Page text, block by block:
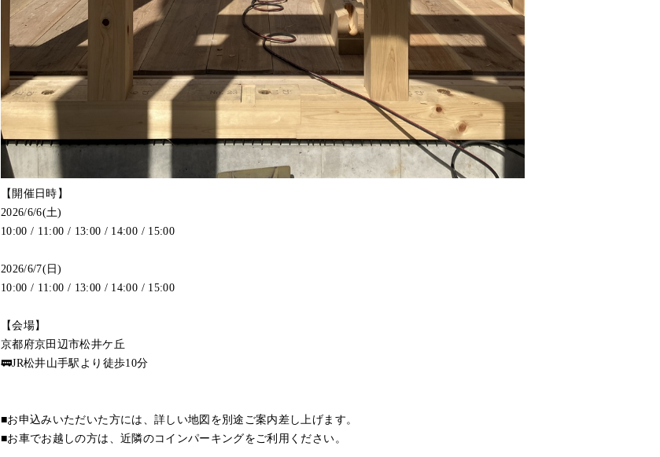
【開催日時】
2026/6/6(土)
10:00 / 11:00 / 13:00 / 14:00 / 15:00
2026/6/7(日)
10:00 / 11:00 / 13:00 / 14:00 / 15:00
【会場】
京都府京田辺市松井ケ丘
🚃JR松井山手駅より徒歩10分
■お申込みいただいた方には、詳しい地図を別途ご案内差し上げます。
■お車でお越しの方は、近隣のコインパーキングをご利用ください。